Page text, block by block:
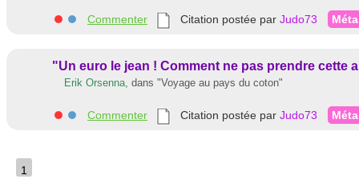
Commenter Citation postée par Judo73 Méta
"Un euro le jean ! Comment ne pas prendre
Erik Orsenna, dans "Voyage au pays du coton"
Commenter Citation postée par Judo73 Méta
1